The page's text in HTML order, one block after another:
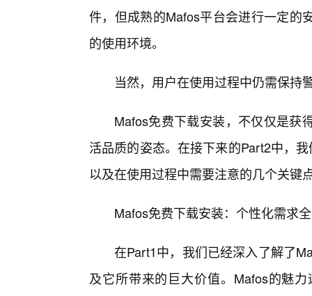
件，但成熟的Mafos平台会进行一定的
的使用环境。
当然，用户在使用过程中仍需保持
Mafos免费下载安装，不仅仅是获
活品质的姿态。在接下来的Part2中，
以及在使用过程中需要注意的几个关键
Mafos免费下载安装：个性化需求
在Part1中，我们已经深入了解了
及它所带来的巨大价值。Mafos的魅